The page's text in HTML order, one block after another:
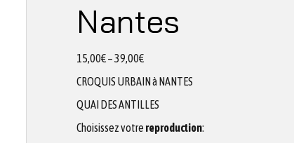
Nantes
15,00€–39,00€
CROQUIS URBAIN à NANTES
QUAI DES ANTILLES
Choisissez votre reproduction: